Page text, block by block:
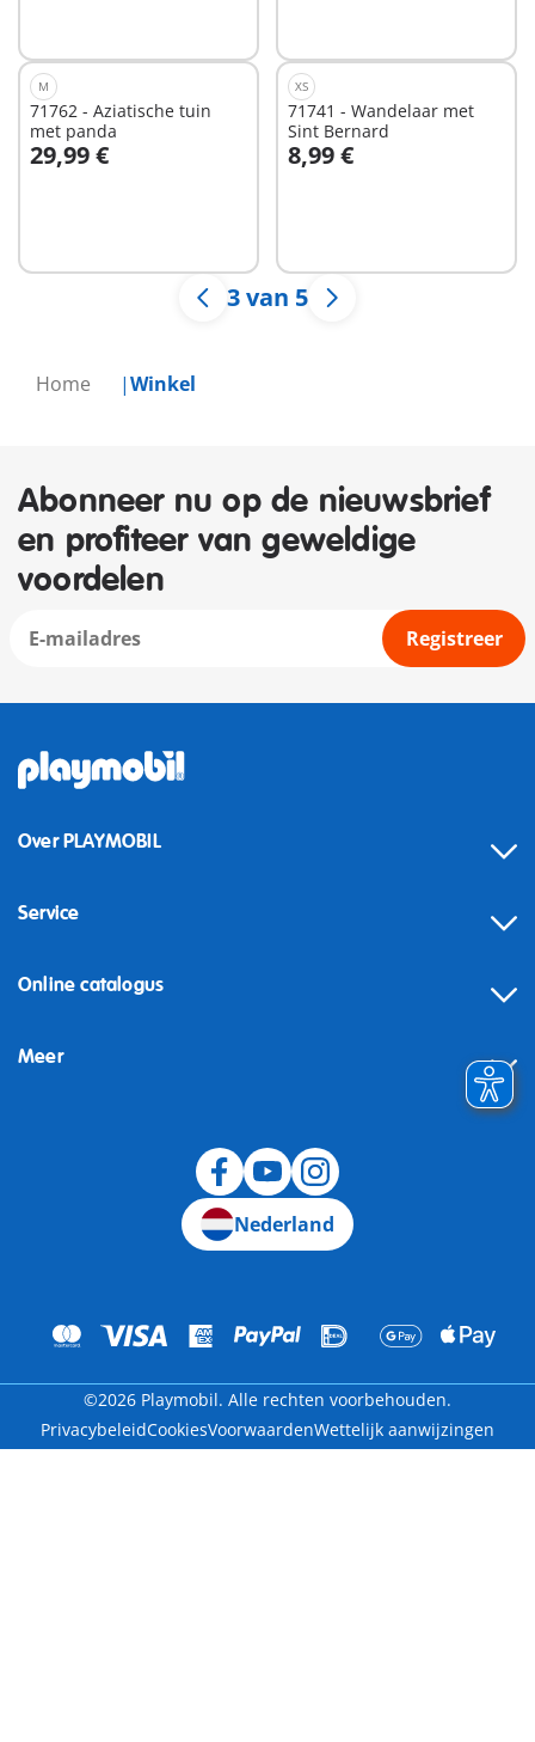
Home Winkel
M
71762 - Aziatische tuin
met panda
29,99 €
In winkelwagen
XS
71741 - Wandelaar met
Sint Bernard
8,99 €
In winkelwagen
3 van 5
Abonneer nu op de nieuwsbrief
en profiteer van geweldige
voordelen
Registreer
Over PLAYMOBIL
Service
Online catalogus
Meer
Nederland
©2026 Playmobil. Alle rechten voorbehouden.
PrivacybeleidCookiesVoorwaardenWettelijk aanwijzingen